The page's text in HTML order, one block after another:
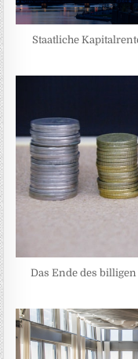
Staatliche
Das Ende des